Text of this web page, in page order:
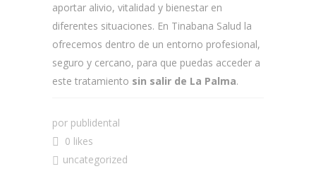
aportar alivio, vitalidad y bienestar en
diferentes situaciones. En Tinabana Salud la
ofrecemos dentro de un entorno profesional,
seguro y cercano, para que puedas acceder a
este tratamiento sin salir de La Palma.
por publidental
0 likes
uncategorized